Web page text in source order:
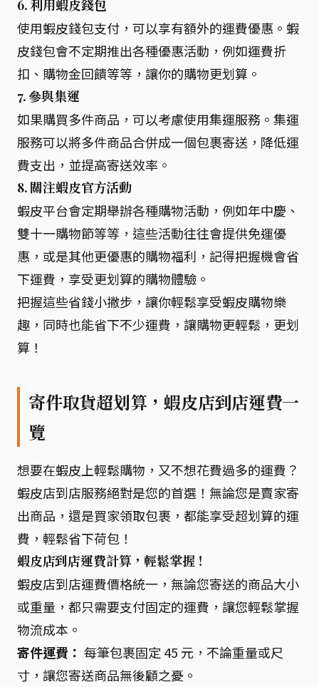
6. 利用蝦皮錢包
使用蝦皮錢包支付，可以享有額外的運費優惠。蝦
皮錢包會不定期推出各種優惠活動，例如運費折
扣、購物金回饋等等，讓你的購物更划算。
7. 參與集運
如果購買多件商品，可以考慮使用集運服務。集運
服務可以將多件商品合併成一個包裹寄送，降低運
費支出，並提高寄送效率。
8. 關注蝦皮官方活動
蝦皮平台會定期舉辦各種購物活動，例如年中慶、
雙十一購物節等等，這些活動往往會提供免運優
惠，或是其他更優惠的購物福利，記得把握機會省
下運費，享受更划算的購物體驗。
把握這些省錢小撇步，讓你輕鬆享受蝦皮購物樂
趣，同時也能省下不少運費，讓購物更輕鬆，更划
算！
寄件取貨超划算，蝦皮店到店運費一
覽
想要在蝦皮上輕鬆購物，又不想花費過多的運費？
蝦皮店到店服務絕對是您的首選！無論您是賣家寄
出商品，還是買家領取包裹，都能享受超划算的運
費，輕鬆省下荷包！
蝦皮店到店運費計算，輕鬆掌握！
蝦皮店到店運費價格統一，無論您寄送的商品大小
或重量，都只需要支付固定的運費，讓您輕鬆掌握
物流成本。
寄件運費： 每筆包裹固定 45 元，不論重量或尺
寸，讓您寄送商品無後顧之憂。